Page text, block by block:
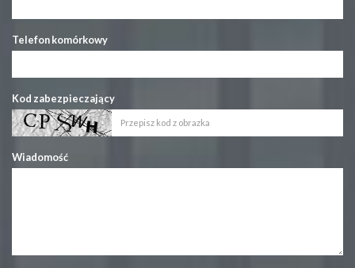
Telefon komórkowy
Kod zabezpieczający
Wiadomość